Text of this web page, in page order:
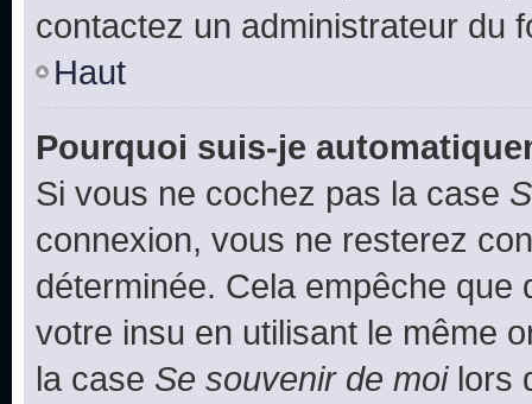
contactez un administrateur du
Haut
Pourquoi suis-je
Si vous ne cochez pas la case
connexion, vous ne resterez
déterminée. Cela empêche que
votre insu en utilisant le même
la case Se souvenir de moilors